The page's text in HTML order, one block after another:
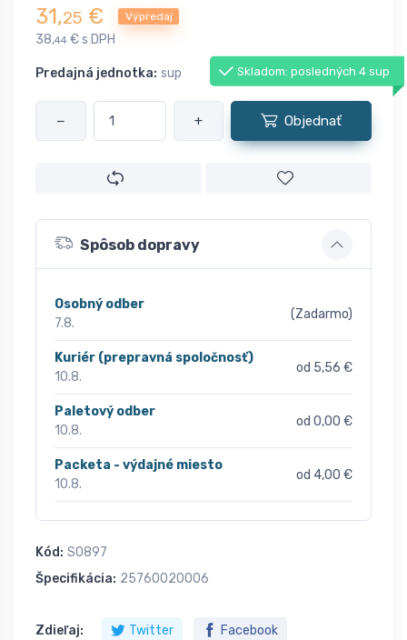
31,25 € Výpredaj
38,44 € s DPH
Predajná jednotka: sup Skladom: posledných 4 sup
− + Objednať
Spôsob dopravy
Osobný odber
7.8.
(Zadarmo)
Kuriér (prepravná spoločnosť)
10.8.
od 5,56 €
Paletový odber
10.8.
od 0,00 €
Packeta - výdajné miesto
10.8.
od 4,00 €
Kód: S0897
Špecifikácia: 25760020006
Zdieľaj: Twitter Facebook